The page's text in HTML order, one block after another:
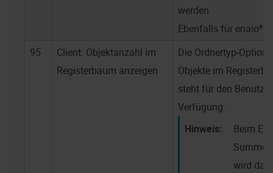
werden.
Ebenfalls für enaio®
95
Client: Objektanzahl im
Registerbaum anzeigen
Die Ordnertyp-Option
Objekte im
steht für den
Verfügung.
Beim
Summe
wird das